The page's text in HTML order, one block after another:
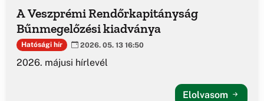
A Veszprémi Rendőrkapitányság
Bűnmegelőzési kiadványa
Hatósági hír 2026. 05. 13 16:50
2026. májusi hírlevél
Elolvasom